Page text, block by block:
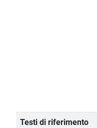
Testi di riferimento